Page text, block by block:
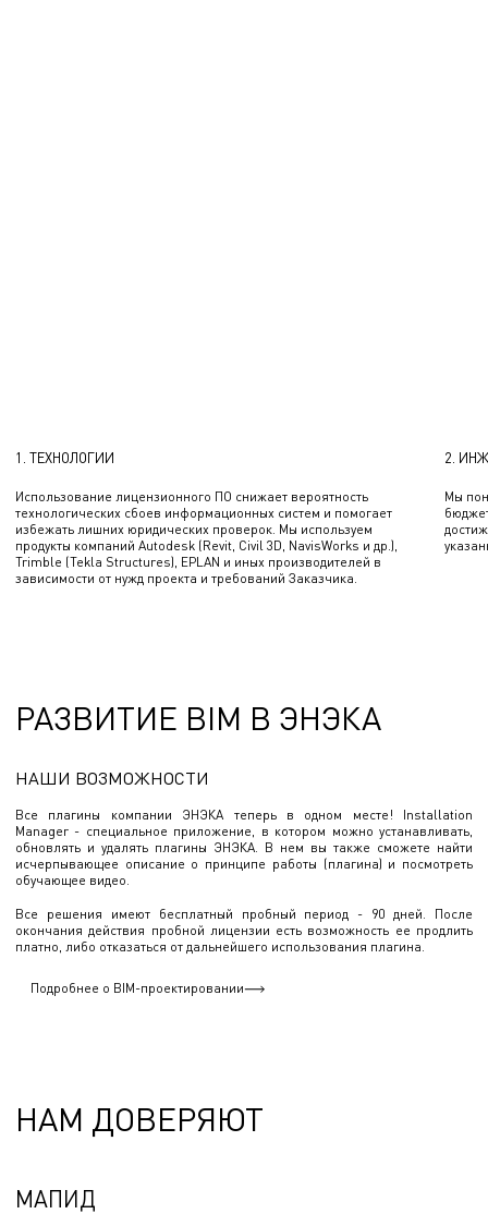
1. ТЕХНОЛОГИИ
Использование лицензионного ПО снижает вероятность
технологических сбоев информационных систем и помогает
избежать лишних юридических проверок. Мы используем
продукты компаний Autodesk (Revit, Civil 3D, NavisWorks и др.),
Trimble (Tekla Structures), EPLAN и иных производителей в
зависимости от нужд проекта и требований Заказчика.
2.
Мы
РАЗВИТИЕ BIM В ЭНЭКА
НАШИ ВОЗМОЖНОСТИ
Все плагины компании ЭНЭКА теперь в одном месте! Installation
Manager - специальное приложение, в котором можно устанавливать,
обновлять и удалять плагины ЭНЭКА. В нем вы также сможете найти
исчерпывающее описание о принципе работы (плагина) и посмотреть
обучающее видео.
Все решения имеют бесплатный пробный период - 90 дней. После
окончания действия пробной лицензии есть возможность ее продлить
платно, либо отказаться от дальнейшего использования плагина.
Подробнее о BIM-проектировании
НАМ ДОВЕРЯЮТ
МАПИД